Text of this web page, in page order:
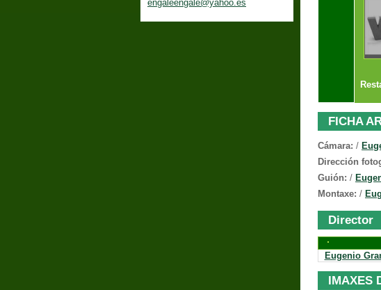
engaleengale@yahoo.es
FICHA
Cámara: /
Dirección
Guión: /
Montaxe: /
Director
Eugenio
IMAXES